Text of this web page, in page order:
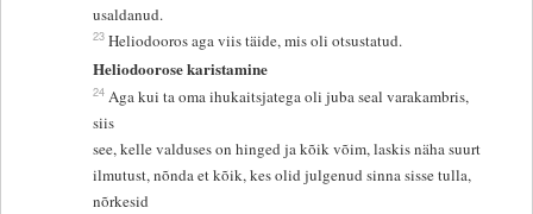
usaldanud.
23 Heliodooros aga viis täide, mis oli otsustatud.
Heliodoorose karistamine
24 Aga kui ta oma ihukaitsjatega oli juba seal varakambris,
siis
see, kelle valduses on hinged ja kõik võim, laskis näha suurt
ilmutust, nõnda et kõik, kes olid julgenud sinna sisse tulla,
nõrkesid